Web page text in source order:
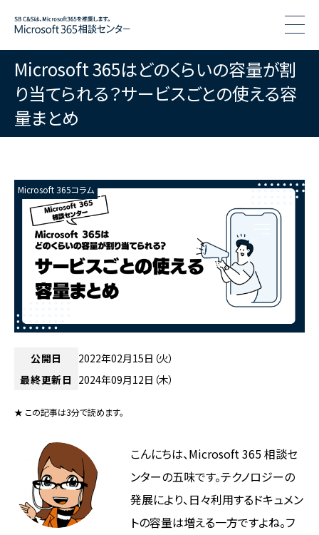
Microsoft 365はどのくらいの容量が割
り当てられる？サービスごとの使える容
量まとめ
Microsoft 365コラム
公開日
2022年02月15日（火）
最終更新日 2024年09月12日（木）
★ この記事は3分で読めます。
こんにちは、Microsoft 365 相談セ
ンターの五味です。テクノロジーの
発展により、日々利用するドキュメン
トの容量は増える一方ですよね。フ